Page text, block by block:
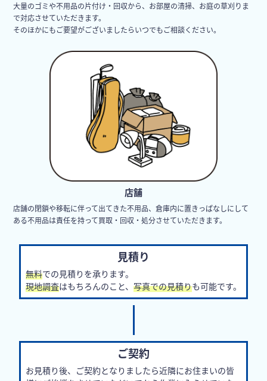
大量のゴミや不用品の片付け・回収から、お部屋の清掃、お庭の草刈りま
で対応させていただきます。
そのほかにもご要望がございましたらいつでもご相談ください。
店舗
店舗の閉鎖や移転に伴って出てきた不用品、倉庫内に置きっぱなしにして
ある不用品は責任を持って買取・回収・処分させていただきます。
見積り
無料での見積りを承ります。
現地調査はもちろんのこと、 写真での見積りも可能です。
ご契約
お見積り後、ご契約となりましたら近隣にお住まいの皆